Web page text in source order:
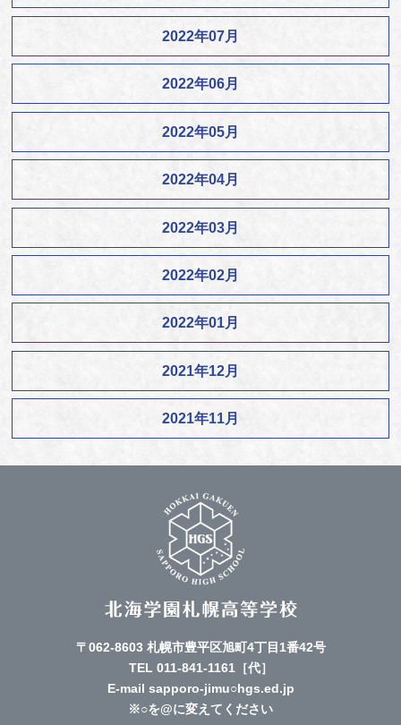
2022年07月
2022年06月
2022年05月
2022年04月
2022年03月
2022年02月
2022年01月
2021年12月
2021年11月
〒062-8603 札幌市豊平区旭町4丁目1番42号
TEL 011-841-1161 ［代］
E-mail sapporo-jimu○hgs.ed.jp
※○を@に変えてください